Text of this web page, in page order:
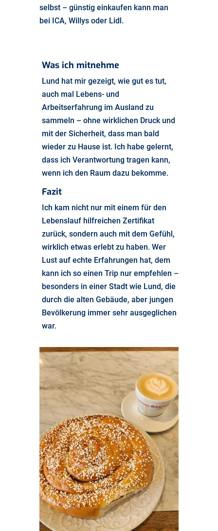
selbst – günstig einkaufen kann man
bei ICA, Willys oder Lidl.
Was ich mitnehme
Lund hat mir gezeigt, wie gut es tut,
auch mal Lebens- und
Arbeitserfahrung im Ausland zu
sammeln – ohne wirklichen Druck und
mit der Sicherheit, dass man bald
wieder zu Hause ist. Ich habe gelernt,
dass ich Verantwortung tragen kann,
wenn ich den Raum dazu bekomme.
Fazit
Ich kam nicht nur mit einem für den
Lebenslauf hilfreichen Zertifikat
zurück, sondern auch mit dem Gefühl,
wirklich etwas erlebt zu haben. Wer
Lust auf echte Erfahrungen hat, dem
kann ich so einen Trip nur empfehlen –
besonders in einer Stadt wie Lund, die
durch die alten Gebäude, aber jungen
Bevölkerung immer sehr ausgeglichen
war.